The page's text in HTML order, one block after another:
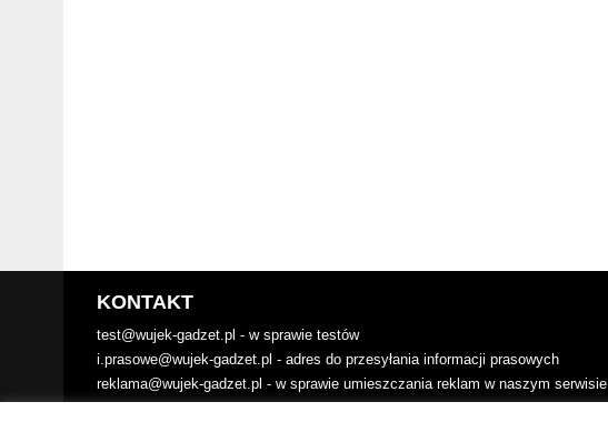
KONTAKT
test@wujek-gadzet.pl - w sprawie testów
i.prasowe@wujek-gadzet.pl - adres do przesyłania informacji prasowych
reklama@wujek-gadzet.pl - w sprawie umieszczania reklam w naszym serwisie